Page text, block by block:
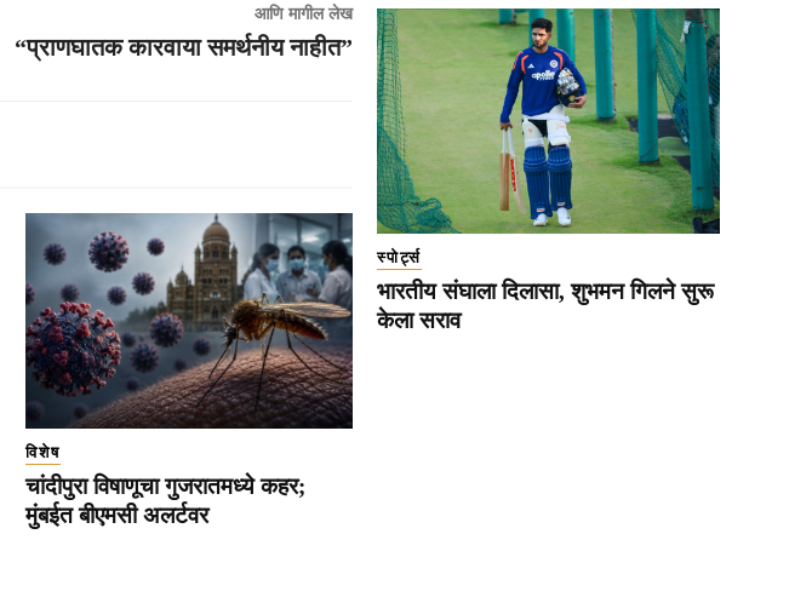
आणि मागील लेख
“प्राणघातक कारवाया समर्थनीय नाहीत”
विशेष
चांदीपुरा विषाणूचा गुजरातमध्ये कहर;
मुंबईत बीएमसी अलर्टवर
स्पोर्ट्स
भारतीय संघाला दिलासा, शुभमन गिलने सुरू
केला सराव